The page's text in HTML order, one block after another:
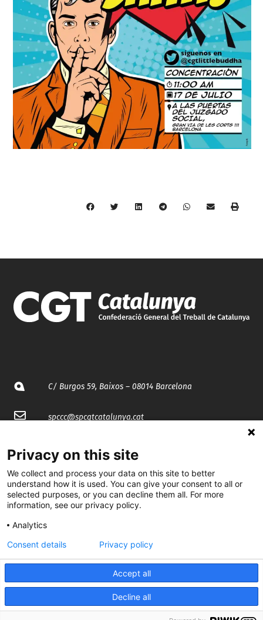
C/ Burgos 59, Baixos – 08014 Barcelona
spccc@spcgtcatalunya.cat
@CGTCatalunya
cgtcatalunya
CGTCatalunya
cgtcatalunya
Desenvolupat per
Privacy on this site
We collect and process your data on this site to better
understand how it is used. You can give your consent to all or
selected purposes, or you can decline them all. For more
information, see our privacy policy.
Analytics
Accept all
Decline all
Consent details Privacy policy